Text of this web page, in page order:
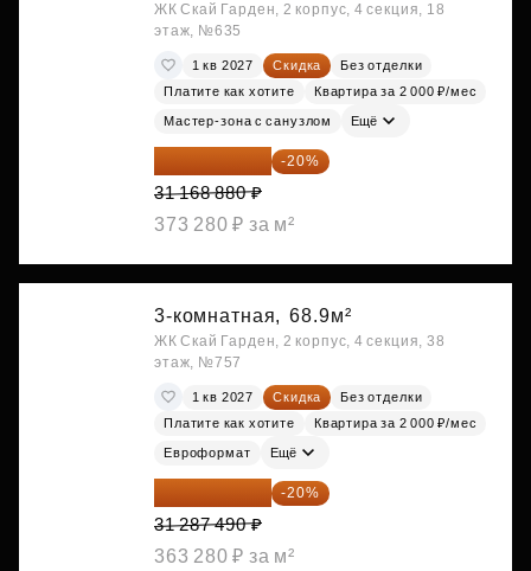
ЖК Скай Гарден, 2 корпус, 4 секция, 18
этаж, №635
1 кв 2027 Скидка
Без отделки
Платите как хотите
Квартира за 2 000 ₽/мес
Мастер-зона с санузлом Ещё
24 935 104 ₽ -20%
31 168 880 ₽
373 280 ₽ за м²
3-комнатная, 68.9м²
ЖК Скай Гарден, 2 корпус, 4 секция, 38
этаж, №757
1 кв 2027 Скидка
Без отделки
Платите как хотите
Квартира за 2 000 ₽/мес
Евроформат Ещё
25 029 992 ₽ -20%
31 287 490 ₽
363 280 ₽ за м²